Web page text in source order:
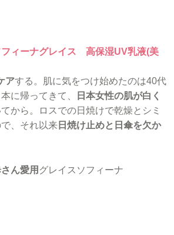
フィーナグレイス 高保湿UV乳液(美
アする。肌に気をつけ始めたのは40代
に帰ってきて、
日本女性の肌が白く
から。ロスでの日焼けで乾燥とシミ
、それ以来 日焼け止めと日傘を欠か
ん愛用 グレイスソフィーナ